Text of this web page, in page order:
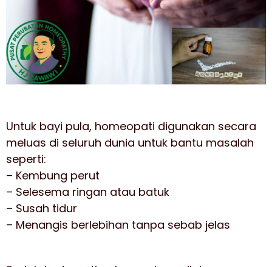
Untuk bayi pula, homeopati digunakan secara
meluas di seluruh dunia untuk bantu masalah
seperti:
– Kembung perut
– Selesema ringan atau batuk
– Susah tidur
– Menangis berlebihan tanpa sebab jelas